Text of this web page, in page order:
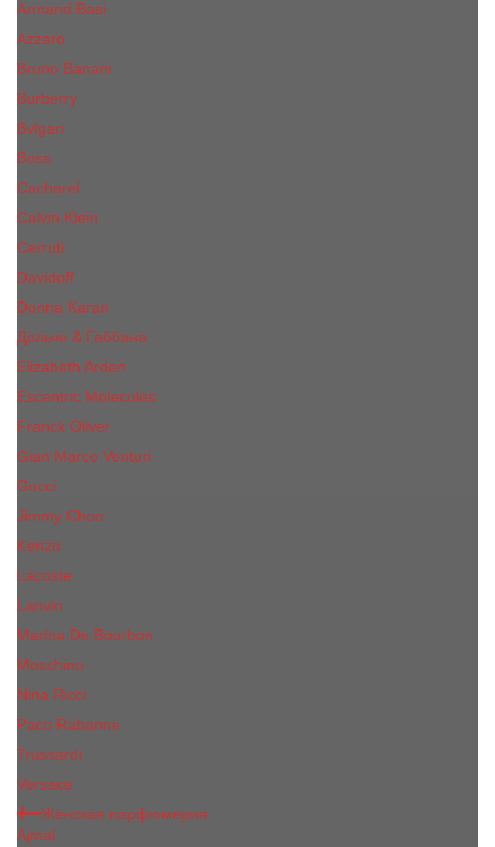
Armand Basi
Azzaro
Bruno Banani
Burberry
Bvlgari
Boss
Cacharel
Calvin Klein
Cerruti
Davidoff
Donna Karan
Дольче & Габбана
Elizabeth Arden
Escentric Molecules
Franck Oliver
Gian Marco Venturi
Gucci
Jimmy Choo
Kenzo
Lacoste
Lanvin
Marina De Bourbon
Moschino
Nina Ricci
Paco Rabanne
Trussardi
Versace
Женская парфюмерия
Ajmal